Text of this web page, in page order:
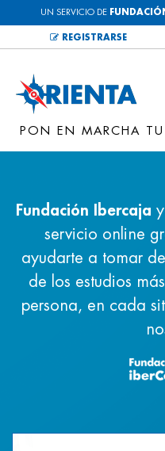
UN SERVICIO DE
REGISTRARSE
PON EN MARCHA TU
Fundación Ibercaja y
servicio online
ayudarte a tomar
de los estudios
persona, en cada